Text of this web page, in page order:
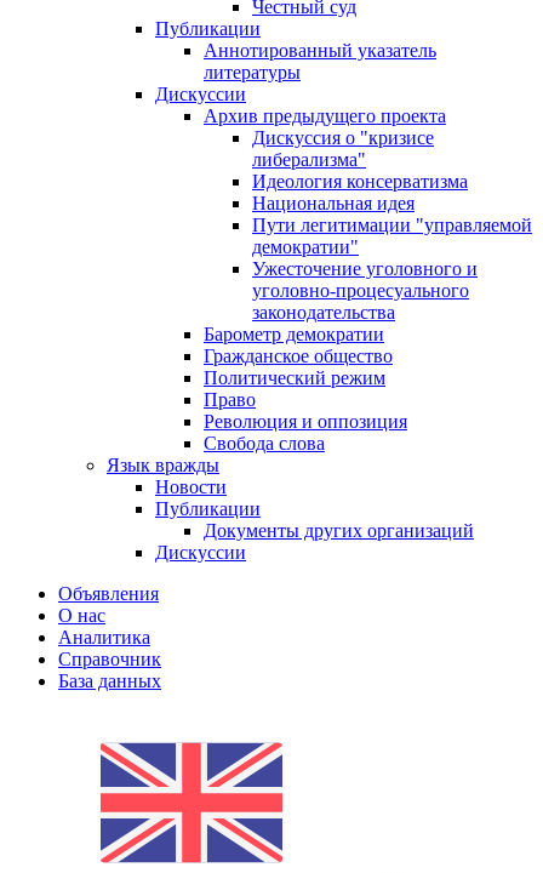
Честный суд
Публикации
Аннотированный указатель
литературы
Дискуссии
Архив предыдущего проекта
Дискуссия о "кризисе
либерализма"
Идеология консерватизма
Национальная идея
Пути легитимации "управляемой
демократии"
Ужесточение уголовного и
уголовно-процесуального
законодательства
Барометр демократии
Гражданское общество
Политический режим
Право
Революция и оппозиция
Свобода слова
Язык вражды
Новости
Публикации
Документы других организаций
Дискуссии
Объявления
О нас
Аналитика
Справочник
База данных